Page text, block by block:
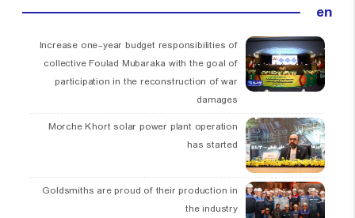
en
Increase one-year budget responsibilities of
collective Foulad Mubaraka with the goal of
participation in the reconstruction of war
damages
Morche Khort solar power plant operation
has started
Goldsmiths are proud of their production in
the industry